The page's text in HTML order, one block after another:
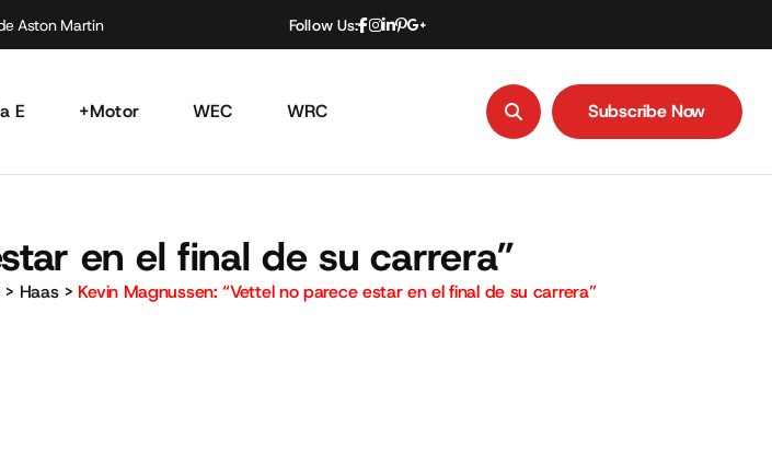
Aston Martin Follow Us:
E +Motor WEC WRC Subscribe Now
en el final de su carrera”
> Haas> Kevin Magnussen: “Vettel no parece estar en el final de su carrera”